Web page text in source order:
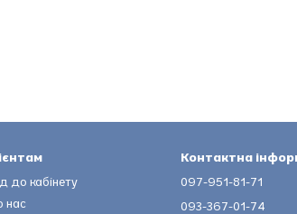
до кабінету
нас
Контактна
097-951-81-71
093-367-01-74